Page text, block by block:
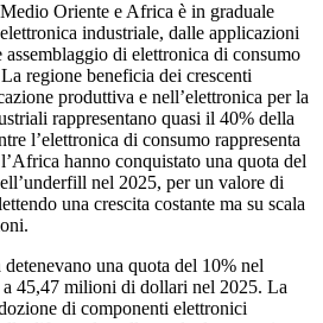
Oriente e Africa è in graduale
industriale, dalle applicazioni
assemblaggio di elettronica di consumo
regione beneficia dei crescenti
produttiva e nell’elettronica per la
rappresentano quasi il 40% della
l’elettronica di consumo rappresenta
hanno conquistato una quota del
nel 2025, per un valore di
una crescita costante ma su scala
una quota del 10% nel
45,47 milioni di dollari nel 2025. La
di componenti elettronici